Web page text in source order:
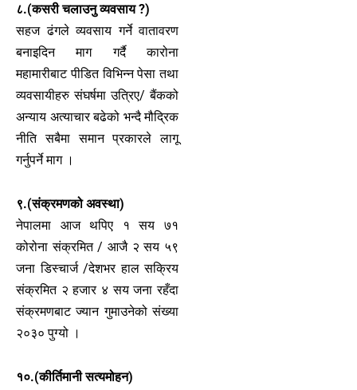
८.(कसरी चलाउनु व्यवसाय ?)
सहज ढंगले व्यवसाय गर्ने वातावरण
बनाइदिन माग गर्दै कारोना
महामारीबाट पीडित विभिन्न पेसा तथा
व्यवसायीहरु संघर्षमा उत्रिए/ बैंकको
अन्याय अत्याचार बढेको भन्दै मौद्रिक
नीति सबैमा समान प्रकारले लागू
गर्नुपर्ने माग ।
९.(संक्रमणको अवस्था)
नेपालमा आज थपिए १ सय ७१
कोरोना संक्रमित / आजै २ सय ५९
जना डिस्चार्ज /देशभर हाल सक्रिय
संक्रमित २ हजार ४ सय जना रहँदा
संक्रमणबाट ज्यान गुमाउनेको संख्या
२०३० पुग्यो ।
१०.(कीर्तिमानी सत्यमोहन)